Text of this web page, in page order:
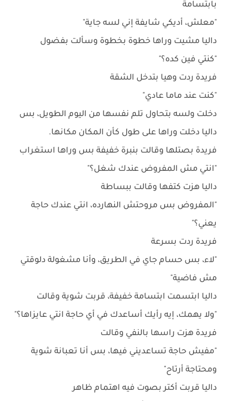
بابتسامة
"معلش، أديكي شايفة إني لسه جاية"
داليا مشيت وراها خطوة بخطوة وسألت بفضول
"كنتي فين كده؟"
فريدة ردت وهيا بتدخل الشقة
"كنت عند ماما عادي"
دخلت ولسه بتحاول تلم نفسها من اليوم الطويل، بس
داليا دخلت وراها على طول كأن المكان مكانها.
فريدة بصتلها وقالت بنبرة خفيفة بس وراها استغراب
"انتي مش المفروض عندك شغل؟"
داليا هزت كتفها وقالت ببساطة
"المفروض بس مروحتش النهارده، انتي عندك حاجة
يعني؟"
فريدة ردت بسرعة
"لاء، بس حسام جاي في الطريق، وأنا مشغولة دلوقتي
مش فاضية"
داليا ابتسمت ابتسامة خفيفة، قربت شوية وقالت
"ولا يهمك، إيه رأيك أساعدك في أي حاجة انتي عايزاها؟"
فريدة هزت راسها بالنفي وقالت
"مفيش حاجة تساعديني فيها، بس أنا تعبانة شوية
ومحتاجة أرتاح"
داليا قربت أكتر بصوت فيه اهتمام ظاهر